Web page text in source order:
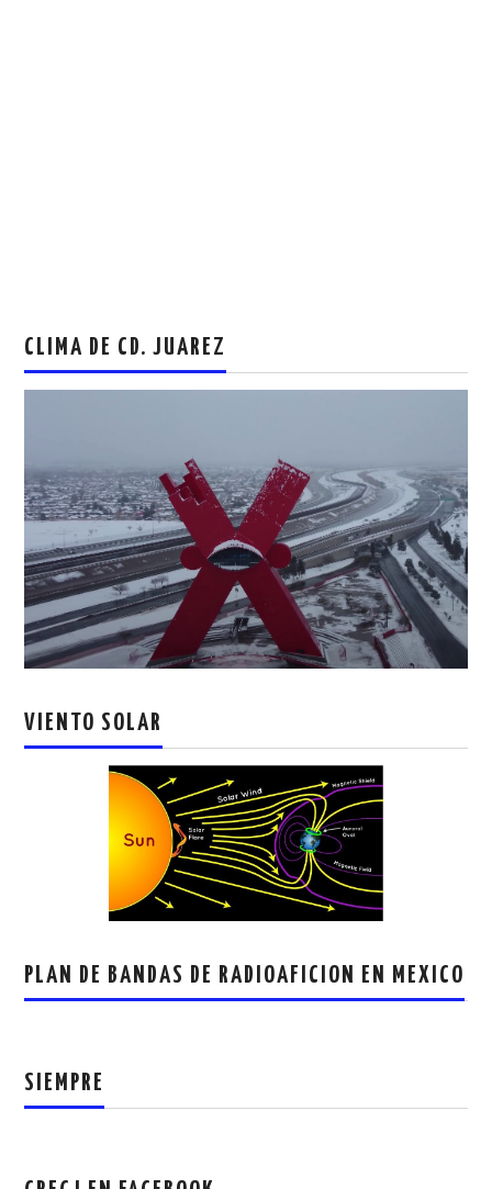
CLIMA DE CD. JUAREZ
VIENTO SOLAR
PLAN DE BANDAS DE RADIOAFICION EN MEXICO
SIEMPRE